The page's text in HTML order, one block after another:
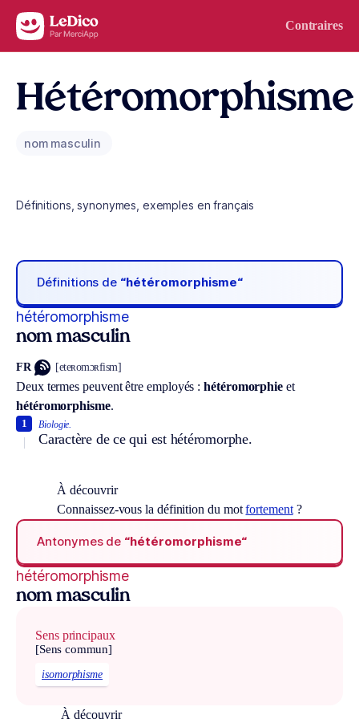
Aller au contenu Contraires
Hétéromorphisme
nom masculin
Définitions, synonymes, exemples en français
Définitions de “hétéromorphisme“
hétéromorphisme
nom masculin
FR [eteʀomɔʀfism]
Deux termes peuvent être employés :hétéromorphie et
hétéromorphisme.
Biologie.
Caractère de ce qui est hétéromorphe.
1
À découvrir
Connaissez-vous la définition du motfortement?
Antonymes de “hétéromorphisme“
hétéromorphisme
nom masculin
Sens principaux
[Sens commun]
isomorphisme
À découvrir